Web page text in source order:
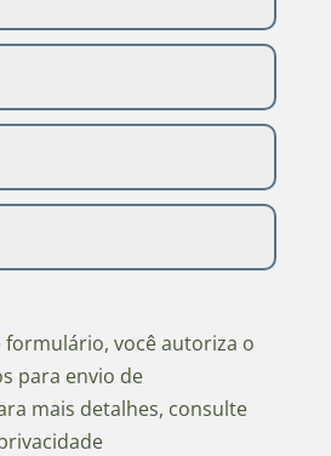
formulário, você autoriza o
para envio de
mais detalhes, consulte